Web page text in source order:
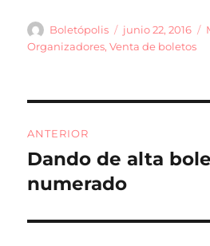
c
e
o
o
k
ai
l
m
p
rt
Autor
Boletópolis
Publicado
el
junio 22, 2016
Organizadores,Venta de boletos
de
entradas
ANTERIOR
Entrada
anterior:
Dando de alta
numerado